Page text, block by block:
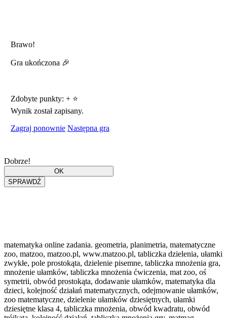
Brawo!
Gra ukończona 🎉
Zdobyte punkty: +⭐
Wynik został zapisany.
Zagraj ponownie Następna gra
Dobrze!
matematyka online zadania. geometria, planimetria, matematyczne
zoo, matzoo, matzoo.pl, www.matzoo.pl, tabliczka dzielenia, ułamki
zwykłe, pole prostokąta, dzielenie pisemne, tabliczka mnożenia gra,
mnożenie ułamków, tabliczka mnożenia ćwiczenia, mat zoo, oś
symetrii, obwód prostokąta, dodawanie ułamków, matematyka dla
dzieci, kolejność działań matematycznych, odejmowanie ułamków,
zoo matematyczne, dzielenie ułamków dziesiętnych, ułamki
dziesiętne klasa 4, tabliczka mnożenia, obwód kwadratu, obwód